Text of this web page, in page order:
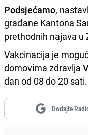
Podsjećamo,
građane Kantona
prethodnih najava u
Vakcinacija je
domovima zdravlja
dan od 08 do 20 sati.
Dodajte